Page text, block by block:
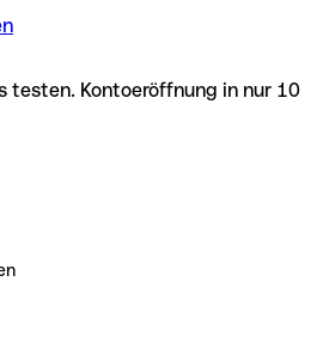
testen. Kontoeröffnung in nur 10